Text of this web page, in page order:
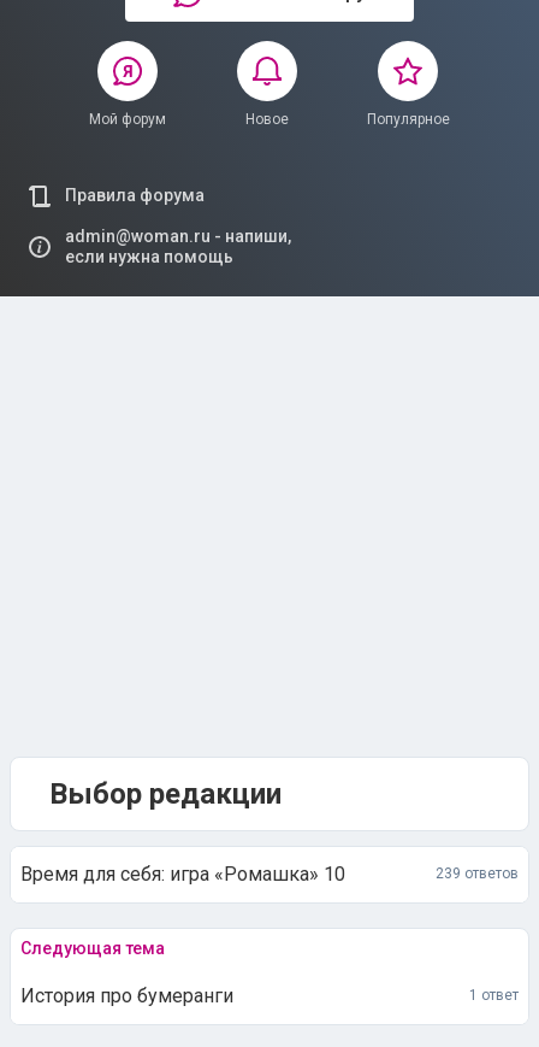
Мой форум Новое Популярное
Правила форума
admin@woman.ru - напиши,
если нужна помощь
Выбор редакции
Время для себя: игра «Ромашка» 10 239 ответов
Следующая тема
История про бумеранги 1 ответ